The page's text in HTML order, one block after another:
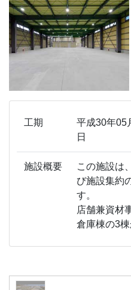
工期
平成30年05
日
施設概要
この施設は
び施設集約
す。
店舗兼資材
倉庫棟の3棟